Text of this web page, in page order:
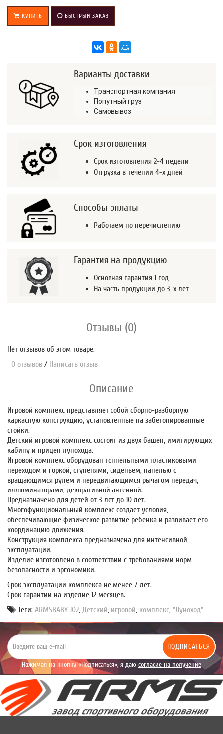
КУПИТЬ БЫСТРЫЙ ЗАКАЗ
Варианты доставки
Транспортная компания
Попутный груз
Самовывоз
Срок изготовления
Срок изготовления 2-4 недели
Отгрузка в течении 4-х дней
Способы оплаты
Работаем по перечислению
Гарантия на продукцию
Основная гарантия 1 год
На часть продукции до 3-х лет
Отзывы (0)
Нет отзывов об этом товаре.
0 отзывов / Написать отзыв
Описание
Игровой комплекс представляет собой сборно-разборную
каркасную конструкцию, установленные на забетонированные
стойки.
Детский игровой комплекс состоит из двух башен, имитирующих
кабину и прицеп лунохода.
Игровой комплекс оборудован тоннельными пластиковыми
переходом и горкой, ступенями, сиденьем, панелью с
вращающимся рулем и передвигающимся рычагом передач,
иллюминаторами, декоративной антенной.
Предназначено для детей от 3 лет до 10 лет.
Многофункциональный комплекс создает условия,
обеспечивающие физическое развитие ребенка и развивает его
координацию движения.
Конструкция комплекса предназначена для интенсивной
эксплуатации.
Изделие изготовлено в соответствии с требованиями норм
безопасности и эргономики.
Срок эксплуатации комплекса не менее 7 лет.
Срок гарантии на изделие 12 месяцев.
Теги: ARMSBABY 102, Детский, игровой, комплекс, "Луноход"
ПОДПИСАТЬСЯ
Нажимая на кнопку «Подписаться», я даю согласие на получение
уведомлений рекламного характера.